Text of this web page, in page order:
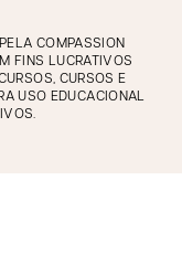
COMPASSION
FINS LUCRATIVOS
CURSOS E
USO EDUCACIONAL